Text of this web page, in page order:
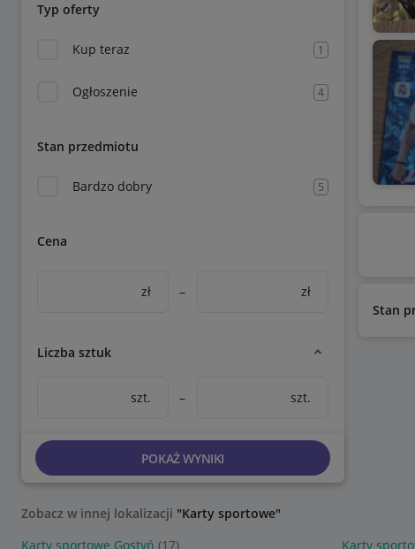
Typ oferty
Kup teraz 1
Ogłoszenie 4
Stan przedmiotu
Bardzo dobry 5
Cena
zł – zł
Liczba sztuk
szt. – szt.
POKAŻ WYNIKI
Stan
Zobacz w innej lokalizacji "Karty sportowe"
Karty sportowe Gostyń (17) Karty